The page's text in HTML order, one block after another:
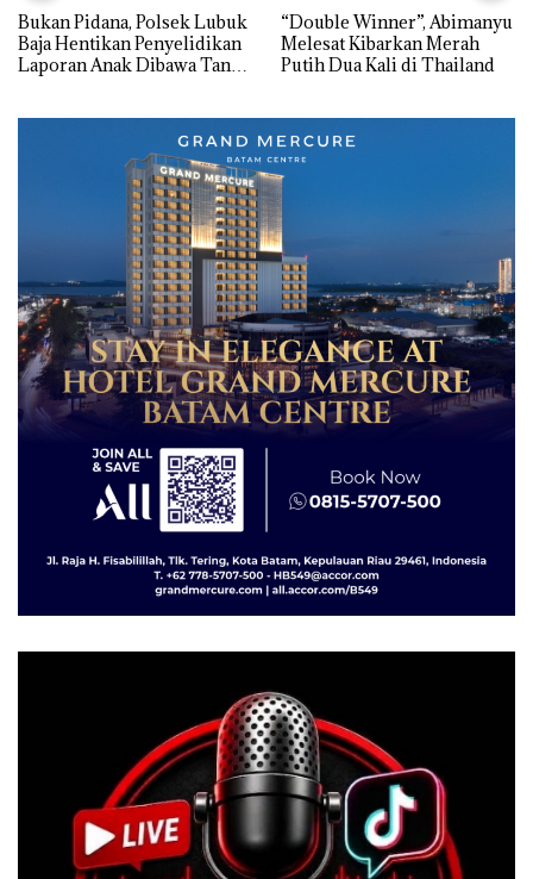
Bukan Pidana, Polsek Lubuk
Baja Hentikan Penyelidikan
Laporan Anak Dibawa Tanpa
“Double Winner”, Abimanyu
Melesat Kibarkan Merah
Putih Dua Kali di Thailand